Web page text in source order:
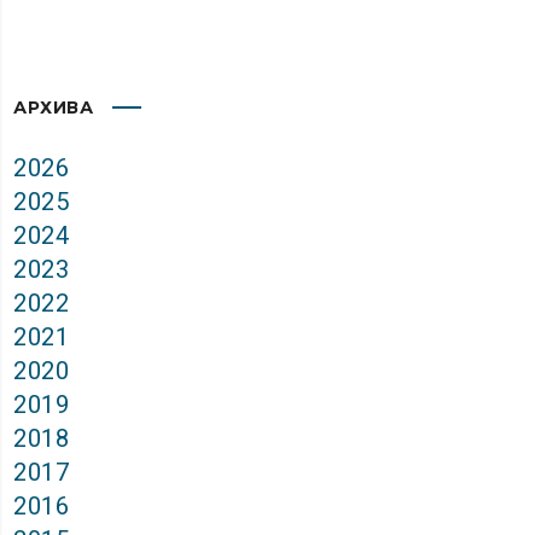
АРХИВА
2026
2025
2024
2023
2022
2021
2020
2019
2018
2017
2016